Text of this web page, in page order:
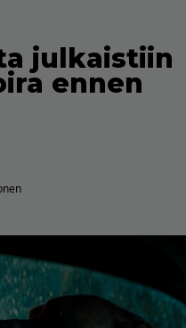
julkaistiin
ennen